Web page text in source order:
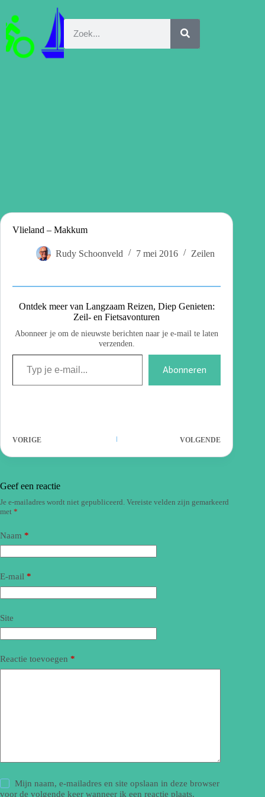
Vlieland – Makkum
Rudy Schoonveld 7 mei 2016 Zeilen
Ontdek meer van Langzaam Reizen, Diep Genieten:
Zeil- en Fietsavonturen
Abonneer je om de nieuwste berichten naar je e-mail te laten
verzenden.
Abonneren
VORIGE VOLGENDE
Geef een reactie
Je e-mailadres wordt niet gepubliceerd. Vereiste velden zijn gemarkeerd
met *
Naam *
E-mail *
Site
Reactie toevoegen *
Mijn naam, e-mailadres en site opslaan in deze browser
voor de volgende keer wanneer ik een reactie plaats.